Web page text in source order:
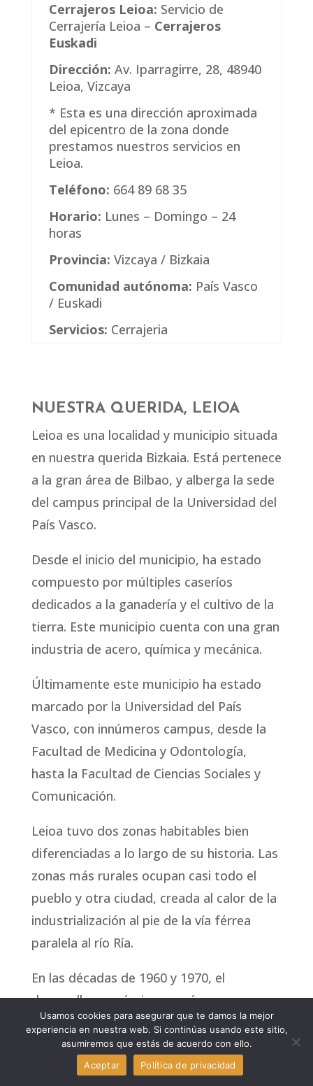
Cerrajeros Leioa: Servicio de
Cerrajería Leioa – Cerrajeros
Euskadi
Dirección: Av. Iparragirre, 28, 48940
Leioa, Vizcaya
* Esta es una dirección aproximada
del epicentro de la zona donde
prestamos nuestros servicios en
Leioa.
Teléfono: 664 89 68 35
Horario: Lunes – Domingo – 24
horas
Provincia: Vizcaya / Bizkaia
Comunidad autónoma: País Vasco
/ Euskadi
Servicios: Cerrajeria
NUESTRA QUERIDA, LEIOA
Leioa es una localidad y municipio situada
en nuestra querida Bizkaia. Está pertenece
a la gran área de Bilbao, y alberga la sede
del campus principal de la Universidad del
País Vasco.
Desde el inicio del municipio, ha estado
compuesto por múltiples caseríos
dedicados a la ganadería y el cultivo de la
tierra. Este municipio cuenta con una gran
industria de acero, química y mecánica.
Últimamente este municipio ha estado
marcado por la Universidad del País
Vasco, con innúmeros campus, desde la
Facultad de Medicina y Odontología,
hasta la Facultad de Ciencias Sociales y
Comunicación.
Leioa tuvo dos zonas habitables bien
diferenciadas a lo largo de su historia. Las
zonas más rurales ocupan casi todo el
pueblo y otra ciudad, creada al calor de la
industrialización al pie de la vía férrea
paralela al río Ría.
En las décadas de 1960 y 1970, el
desarrollo económico causó una
tendencia importante de personas que
podrían establecerse en Leoia. Este
movimiento estadístico de la población
Usamos cookies para asegurar que te damos la mejor
experiencia en nuestra web. Si continúas usando este sitio,
asumiremos que estás de acuerdo con ello.
Aceptar
Política de privacidad